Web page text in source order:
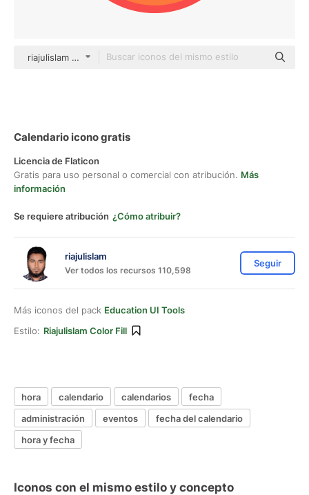
riajulislam color fill
Calendario icono gratis
Licencia de Flaticon
Gratis para uso personal o comercial con atribución. Más
información
Se requiere atribución ¿Cómo atribuir?
riajulislam
Ver todos los recursos 110,598
Seguir
Más iconos del pack Education UI Tools
Estilo: Riajulislam Color Fill
hora calendario calendarios
fecha
administración
eventos
fecha del calendario
hora y fecha
Iconos con el mismo estilo y concepto